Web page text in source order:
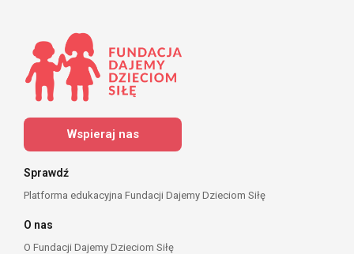
Wspieraj nas
Sprawdź
Platforma edukacyjna Fundacji Dajemy Dzieciom Siłę
O nas
O Fundacji Dajemy Dzieciom Siłę